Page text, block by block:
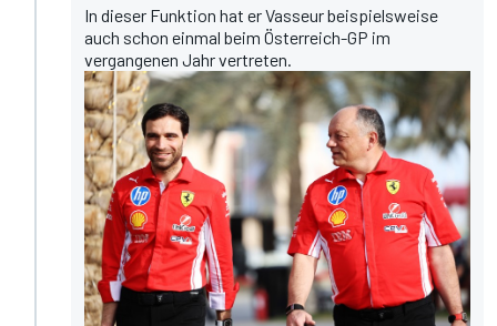
In dieser Funktion hat er Vasseur beispielsweise
auch schon einmal beim Österreich-GP im
vergangenen Jahr vertreten.